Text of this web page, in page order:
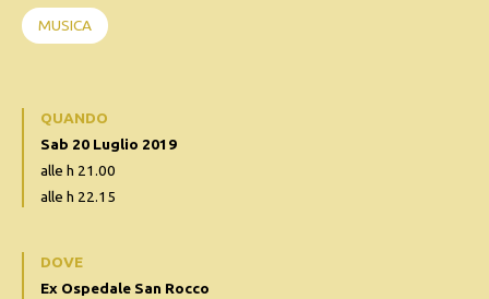
MUSICA
QUANDO
Sab 20 Luglio 2019
alle h 21.00
alle h 22.15
DOVE
Ex Ospedale San Rocco